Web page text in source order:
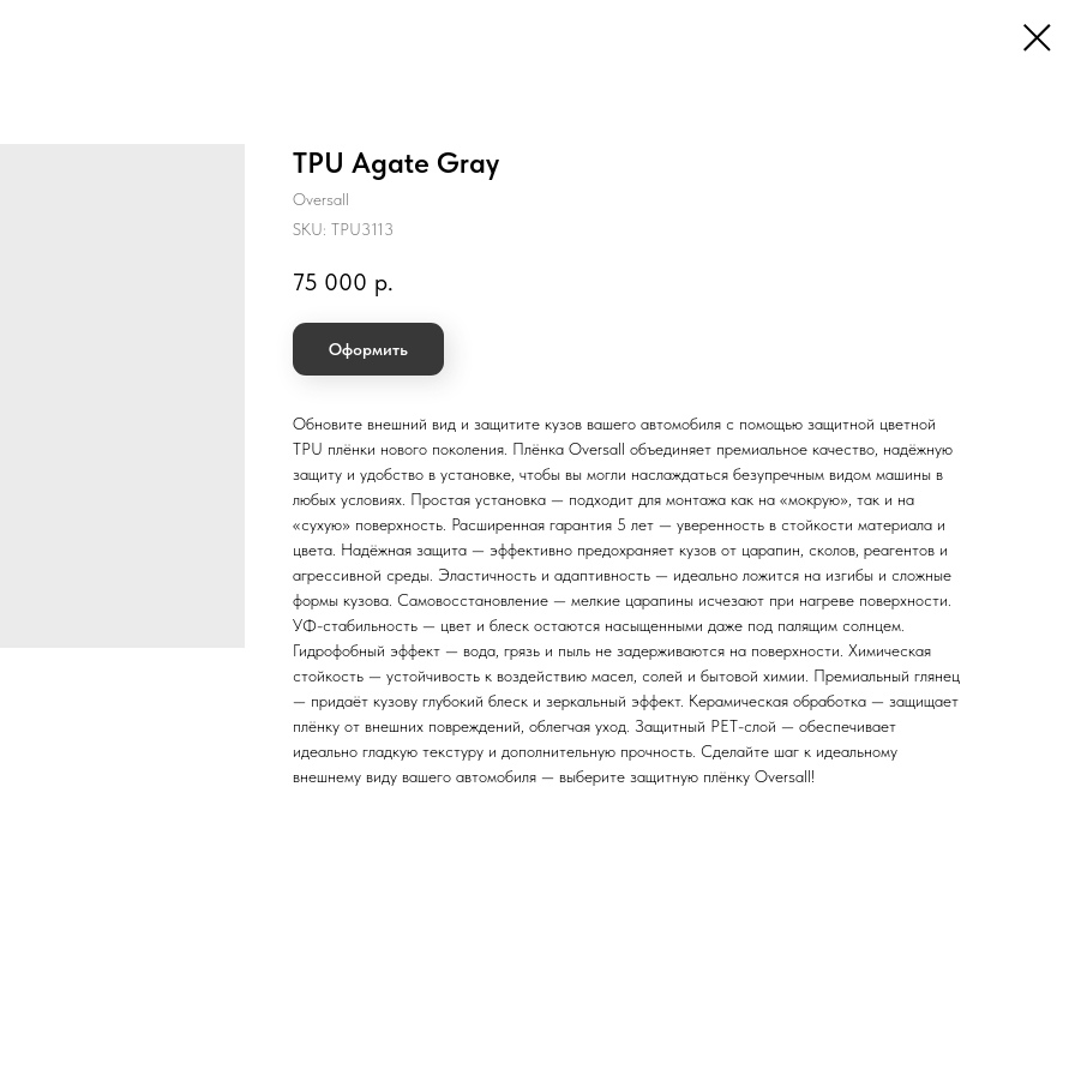
TPU Agate Gray
Oversall
SKU: TPU3113
75 000 р.
Оформить
Обновите внешний вид и защитите кузов вашего автомобиля с помощью защитной цветной
TPU плёнки нового поколения. Плёнка Oversall объединяет премиальное качество, надёжную
защиту и удобство в установке, чтобы вы могли наслаждаться безупречным видом машины в
любых условиях. Простая установка — подходит для монтажа как на «мокрую», так и на
«сухую» поверхность. Расширенная гарантия 5 лет — уверенность в стойкости материала и
цвета. Надёжная защита — эффективно предохраняет кузов от царапин, сколов, реагентов и
агрессивной среды. Эластичность и адаптивность — идеально ложится на изгибы и сложные
формы кузова. Самовосстановление — мелкие царапины исчезают при нагреве поверхности.
УФ-стабильность — цвет и блеск остаются насыщенными даже под палящим солнцем.
Гидрофобный эффект — вода, грязь и пыль не задерживаются на поверхности. Химическая
стойкость — устойчивость к воздействию масел, солей и бытовой химии. Премиальный глянец
— придаёт кузову глубокий блеск и зеркальный эффект. Керамическая обработка — защищает
плёнку от внешних повреждений, облегчая уход. Защитный PET-слой — обеспечивает
идеально гладкую текстуру и дополнительную прочность. Сделайте шаг к идеальному
внешнему виду вашего автомобиля — выберите защитную плёнку Oversall!